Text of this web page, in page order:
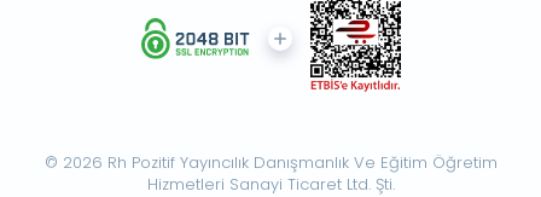
© 2026 Rh Pozitif Yayıncılık Danışmanlık Ve Eğitim Öğretim
Hizmetleri Sanayi Ticaret Ltd. Şti.